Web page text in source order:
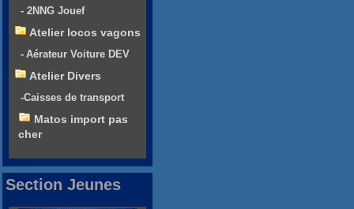
- 2NNG Jouef
Atelier locos vagons
- Aérateur Voiture DEV
Atelier Divers
-Caisses de transport
Matos import pas
cher
Section Jeunes